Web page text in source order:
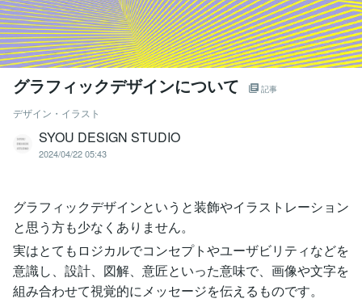
グラフィックデザインについて 記事
デザイン・イラスト
SYOU DESIGN STUDIO
2024/04/22 05:43
グラフィックデザインというと装飾やイラストレーション
と思う方も少なくありません。
実はとてもロジカルでコンセプトやユーザビリティなどを
意識し、設計、図解、意匠といった意味で、画像や文字を
組み合わせて視覚的にメッセージを伝えるものです。